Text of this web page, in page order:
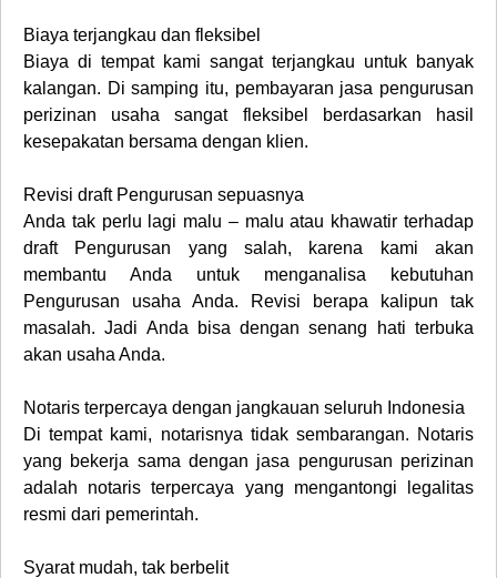
Biaya terjangkau dan fleksibel
Biaya di tempat kami sangat terjangkau untuk banyak
kalangan. Di samping itu, pembayaran jasa pengurusan
perizinan usaha sangat fleksibel berdasarkan hasil
kesepakatan bersama dengan klien.
Revisi draft Pengurusan sepuasnya
Anda tak perlu lagi malu – malu atau khawatir terhadap
draft Pengurusan yang salah, karena kami akan
membantu Anda untuk menganalisa kebutuhan
Pengurusan usaha Anda. Revisi berapa kalipun tak
masalah. Jadi Anda bisa dengan senang hati terbuka
akan usaha Anda.
Notaris terpercaya dengan jangkauan seluruh Indonesia
Di tempat kami, notarisnya tidak sembarangan. Notaris
yang bekerja sama dengan jasa pengurusan perizinan
adalah notaris terpercaya yang mengantongi legalitas
resmi dari pemerintah.
Syarat mudah, tak berbelit